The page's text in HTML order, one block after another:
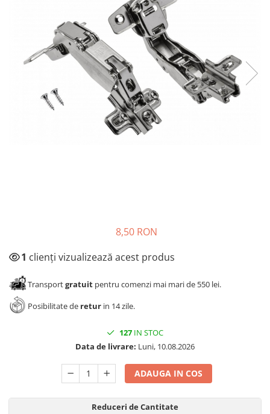
Solutii de curatat & adezivi
Canturi ABS
Alte accesorii mobila
Clesti/ patenti
Surubelnite
Ciocane
Alte scule & unelte
8,50 RON
1 clienți vizualizează acest produs
Transportgratuit pentru comenzi mai mari de 550 lei.
Posibilitate de retur in 14 zile.
127 IN STOC
Data de livrare: Luni, 10.08.2026
ADAUGA IN COS
Reduceri de Cantitate